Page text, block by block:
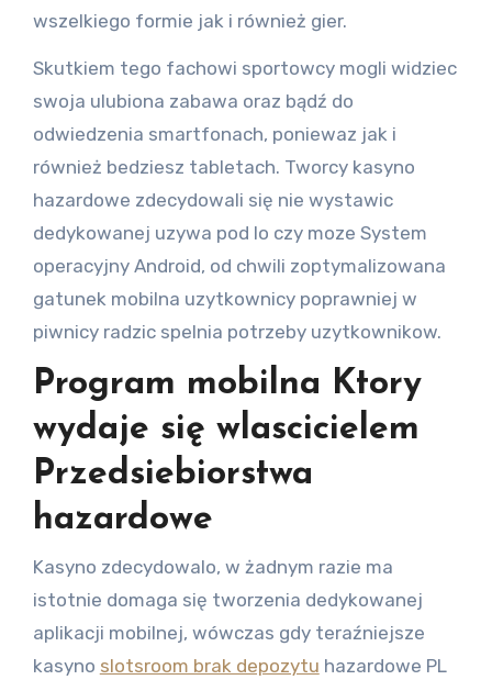
wszelkiego formie jak i również gier.
Skutkiem tego fachowi sportowcy mogli widziec
swoja ulubiona zabawa oraz bądź do
odwiedzenia smartfonach, poniewaz jak i
również bedziesz tabletach. Tworcy kasyno
hazardowe zdecydowali się nie wystawic
dedykowanej uzywa pod Io czy moze System
operacyjny Android, od chwili zoptymalizowana
gatunek mobilna uzytkownicy poprawniej w
piwnicy radzic spelnia potrzeby uzytkownikow.
Program mobilna Ktory
wydaje się wlascicielem
Przedsiebiorstwa
hazardowe
Kasyno zdecydowalo, w żadnym razie ma
istotnie domaga się tworzenia dedykowanej
aplikacji mobilnej, wówczas gdy teraźniejsze
kasyno slotsroom brak depozytu hazardowe PL